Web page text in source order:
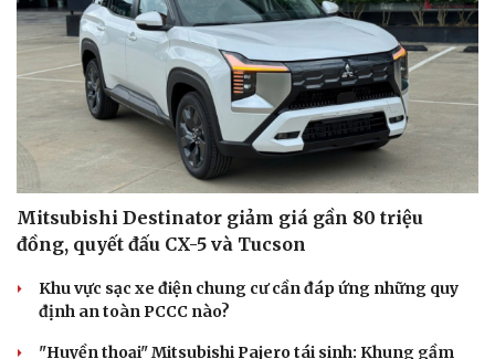
Mitsubishi Destinator giảm giá gần 80 triệu
đồng, quyết đấu CX-5 và Tucson
Khu vực sạc xe điện chung cư cần đáp ứng những quy
định an toàn PCCC nào?
"Huyền thoại" Mitsubishi Pajero tái sinh: Khung gầm